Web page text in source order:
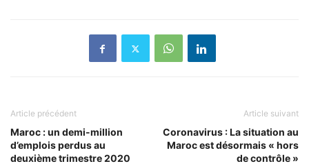
Article précédent
Maroc : un demi-million
d’emplois perdus au
deuxième trimestre 2020
Article suivant
Coronavirus : La situation au
Maroc est désormais « hors
de contrôle »